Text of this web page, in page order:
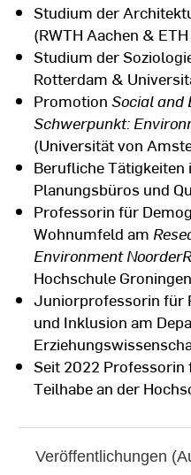
Studium der
(RWTH Aachen &
Studium der
Rotterdam &
Promotion Social and
Schwerpunkt:
(Universität von
Berufliche
Planungsbüros und
Professorin für
Wohnumfeld am
Environment
Hochschule Groningen
Juniorprofessorin für
und Inklusion am
Seit 2022 Professorin
Teilhabe an der
Veröffentlichungen